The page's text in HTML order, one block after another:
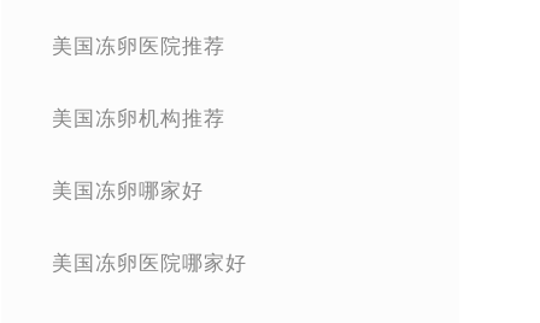
美国冻卵医院推荐
美国冻卵机构推荐
美国冻卵哪家好
美国冻卵医院哪家好